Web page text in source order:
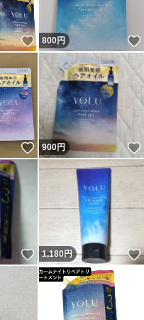
いいね！
800円
いいね！
900円
いいね！
1,180円